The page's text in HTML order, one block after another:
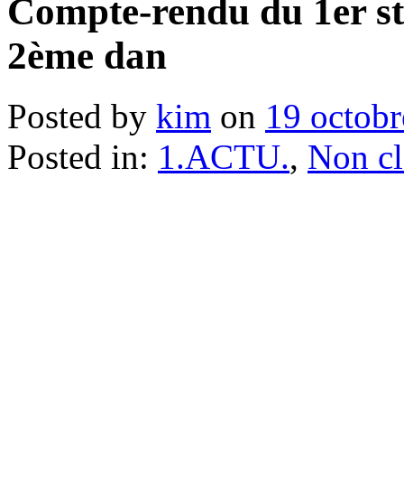
Compte-rendu du 1er
2ème dan
Posted by kim on 19
Posted in: 1.ACTU., Non